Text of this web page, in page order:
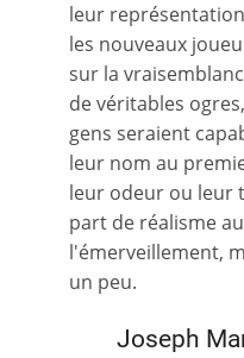
leur
les nouveaux
sur la
de véritables
gens seraient
leur nom au
leur odeur ou leur
part de réalisme
l'émerveillement,
un peu.
Joseph